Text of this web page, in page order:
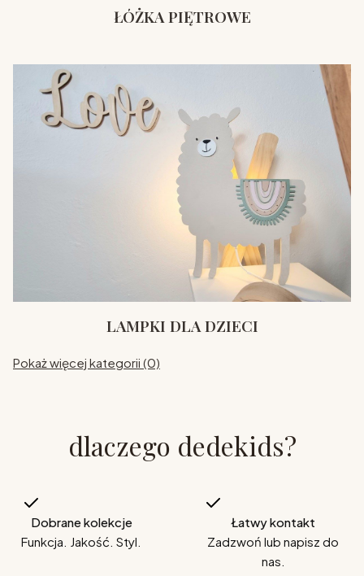
ŁÓŻKA PIĘTROWE
LAMPKI DLA DZIECI
Pokaż więcej kategorii (0)
dlaczego dedekids?
Dobrane kolekcje
Funkcja. Jakość. Styl.
Łatwy kontakt
Zadzwoń lub napisz do
nas.